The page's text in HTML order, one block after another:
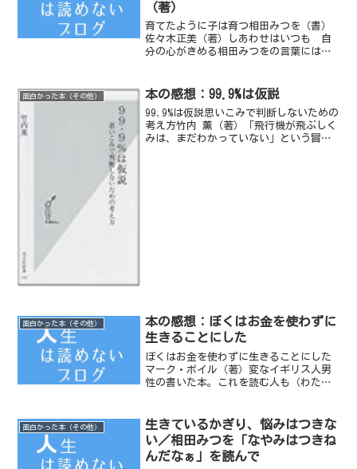
（著）
育てたように子は育つ相田みつを（書）
佐々木正美（著）しあわせはいつも 自
分の心がきめる相田みつをの言葉には、
なほんもの」なのだろう。
面白かった本（その他） 本の感想：99.9%は仮説
99.9%は仮説思いこみで判断しないための
考え方竹内 薫（著）「飛行機が飛ぶしく
みは、まだわかっていない」という冒頭
面白かった本（その他）
本の感想：ぼくはお金を使わずに
生きることにした
ぼくはお金を使わずに生きることにした
マーク・ボイル（著）変なイギリス人男
性の書いた本。これを読む人も（わたし
面白かった本（その他）
生きているかぎり、悩みはつきな
い／相田みつを「なやみはつきね
んだなぁ」を読んで